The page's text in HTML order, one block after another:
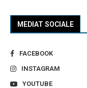
MEDIAT SOCIALE
FACEBOOK
INSTAGRAM
YOUTUBE